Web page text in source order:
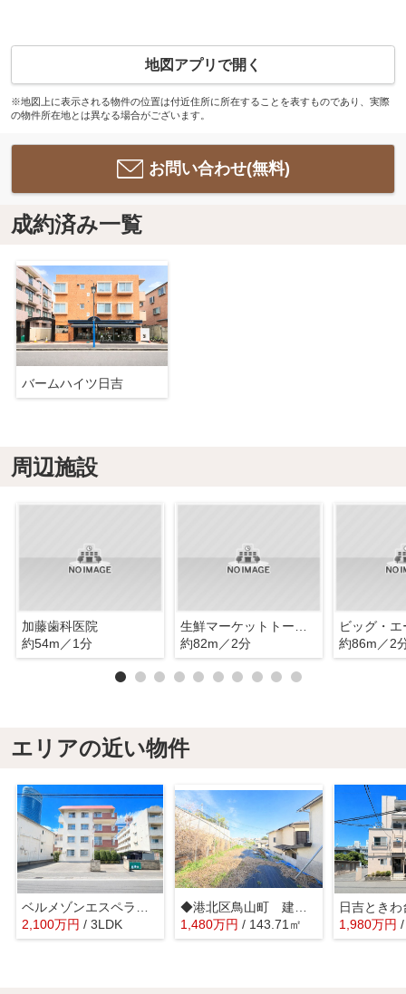
地図アプリで開く
※地図上に表示される物件の位置は付近住所に所在することを表すものであり、実際
の物件所在地とは異なる場合がございます。
お問い合わせ(無料)
成約済み一覧
バームハイツ日吉
周辺施設
加藤歯科医院
約54m／1分
約82m／2分
約86m／2
エリアの近い物件
ベルメゾンエスペランス新横浜
2,100万円 / 3LDK
◆港北区鳥山町 建築条件なし売地◆
1,480万円 / 143.71㎡ 1,980万円